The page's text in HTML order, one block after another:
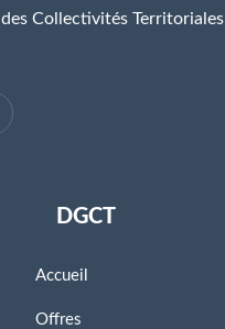
Collectivités Territoriales
DGCT
Accueil
Offres